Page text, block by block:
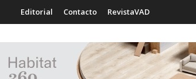
Editorial Contacto RevistaVAD